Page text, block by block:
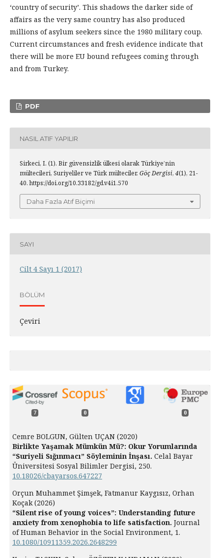
‘country of security’. This shadows the darker side of
affairs as the very same country has also produced
millions of asylum seekers since the 1980 military coup.
Current circumstances and fresh evidence indicate that
there will be more EU bound refugees coming through
and from Turkey.
PDF
NASIL ATIF YAPILIR
Sirkeci, I. (1). Bir güvensizlik ülkesi olarak Türkiye’nin
mültecileri, Suriyeliler ve Türk mülteciler. Göç Dergisi, 4(1), 21-
40. https://doi.org/10.33182/gd.v4i1.570
Daha Fazla Atıf Biçimi
SAYI
Cilt 4 Sayı 1 (2017)
BÖLÜM
Çeviri
7 0 0
Cemre BOLGUN, Gülten UÇAN (2020)
Birlikte Yaşamak Mümkün Mü?: Okur Yorumlarında
“Suriyeli Sığınmacı” Söyleminin İnşası. Celal Bayar
Üniversitesi Sosyal Bilimler Dergisi, 250.
10.18026/cbayarsos.647227
Orçun Muhammet Şimşek, Fatmanur Kaygısız, Orhan
Koçak (2026)
“Silent rise of young voices”: Understanding future
anxiety from xenophobia to life satisfaction. Journal
of Human Behavior in the Social Environment, 1.
10.1080/10911359.2026.2648299